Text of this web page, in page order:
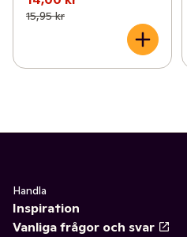
15,95 kr
Handla
Inspiration
Vanliga frågor och svar